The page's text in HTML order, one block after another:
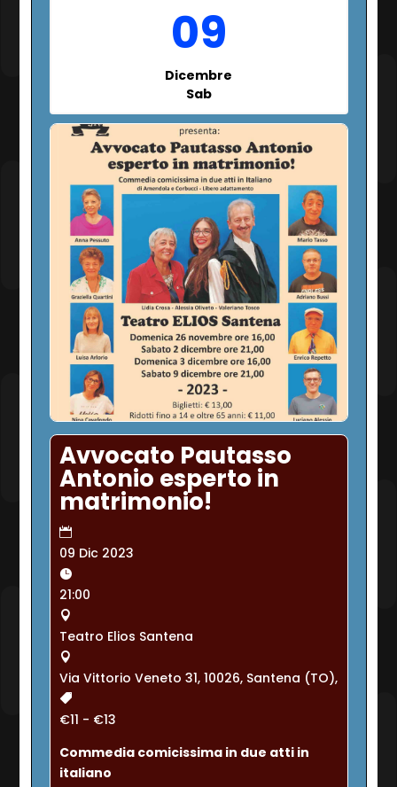
09
Dicembre
Sab
Avvocato Pautasso
Antonio esperto in
matrimonio!
09 Dic 2023
21:00
Teatro Elios Santena
Via Vittorio Veneto 31, 10026, Santena (TO),
€11 - €13
Commedia comicissima in due atti in
italiano